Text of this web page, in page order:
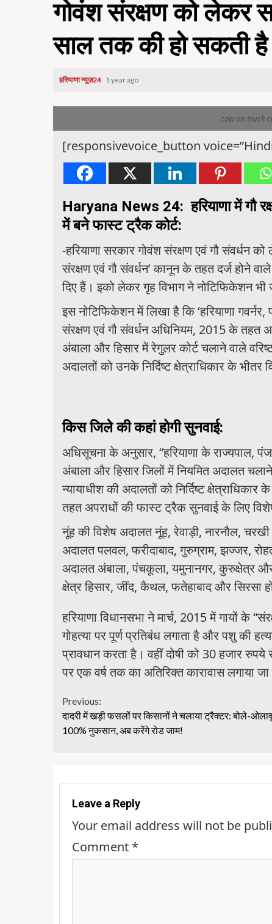
गोवंश संरक्षण को लेकर
साल तक की हो सकती
हरियाणा न्यूज़24 1 year ago
cow on truck
[responsivevoice_button
Haryana News 24:हरियाणा मेंगौ
में बने फास्ट ट्रैक कोर्ट:
-हरियाणा सरकार गोवंश संरक्षण एवं गौ संवर्धन
संरक्षण एवं गौ संवर्धन’ कानून के तहत दर्ज होने
दिए हैं। इको लेकर गृह विभाग ने नोटिफिकेशन भी
इस नोटिफिकेशन में लिखा है कि ‘हरियाणा गवर्नर,
संरक्षण एवं गौ संवर्धन अधिनियम, 2015 के तहत
अंबाला और हिसार में रेगुलर कोर्ट चलाने वाले
अदालतों को उनके निर्दिष्ट क्षेत्राधिकार के
किस जिले की कहां होगी सुनवाई:
अधिसूचना के अनुसार, “हरियाणा के राज्यपाल,
अंबाला और हिसार जिलों में नियमित अदालत
न्यायाधीश की अदालतों को निर्दिष्ट
तहत अपराधों की फास्ट ट्रैक सुनवाई के लिए
नूंह की विशेष अदालत नूंह, रेवाड़ी, नारनौल,
अदालत पलवल, फरीदाबाद, गुरुग्राम, झज्जर,
अदालत अंबाला, पंचकूला, यमुनानगर, कुरुक्षेत्र
क्षेत्र हिसार, जींद, कैथल, फतेहाबाद और सिरसा
हरियाणा विधानसभा ने मार्च, 2015 में गायों के
गोहत्या पर पूर्ण प्रतिबंध लगाता है और पशु की
प्रावधान करता है। वहीं दोषी को 30 हजार
पर एक वर्ष तक का अतिरिक्त कारावास लगाया
Continue
Reading
Previous:
दादरी में खड़ी फसलों पर किसानों ने चलाया ट्रैक्टर: बोले-
100% नुकसान, अब करेंगे रोड जाम!
Leave a Reply
Your email address will not be
Comment *